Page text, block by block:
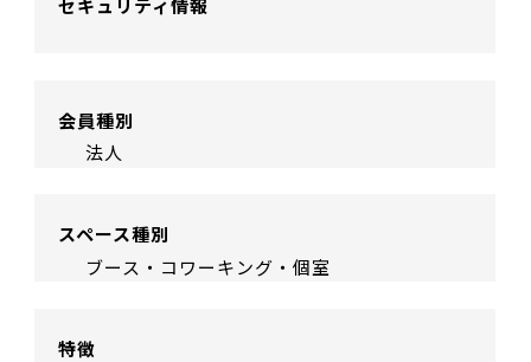
セキュリティ情報
会員種別
法人
スペース種別
ブース・コワーキング・個室
特徴